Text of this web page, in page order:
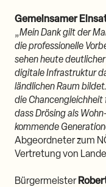
Gemeinsamer
„Mein Dank gilt der
die professionelle
sehen heute
digitale Infrastruktur
ländlichen Raum
die Chancengleichheit
dass Drösing als
kommende
Abgeordneter zum
Vertretung von
Bürgermeister